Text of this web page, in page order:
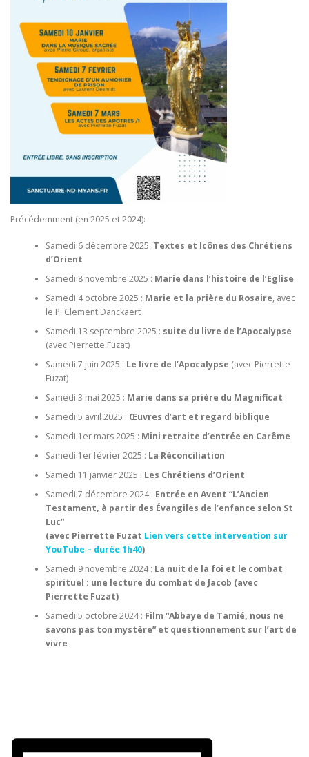
Précédemment (en 2025 et 2024):
Samedi 6 décembre 2025 :Textes et Icônes des Chrétiens
d’Orient
Samedi 8 novembre 2025 : Marie dans l’histoire de l’Eglise
Samedi 4 octobre 2025 : Marie et la prière du Rosaire, avec
le P. Clement Danckaert
Samedi 13 septembre 2025 : suite du livre de l’Apocalypse
(avec Pierrette Fuzat)
Samedi 7 juin 2025 : Le livre de l’Apocalypse (avec Pierrette
Fuzat)
Samedi 3 mai 2025 : Marie dans sa prière du Magnificat
Samedi 5 avril 2025 : Œuvres d’art et regard biblique
Samedi 1er mars 2025 : Mini retraite d’entrée en Carême
Samedi 1er février 2025 : La Réconciliation
Samedi 11 janvier 2025 : Les Chrétiens d’Orient
Samedi 7 décembre 2024 : Entrée en Avent “L’Ancien
Testament, à partir des Évangiles de l’enfance selon St
Luc”
(avec Pierrette Fuzat Lien vers cette intervention sur
YouTube – durée 1h40)
Samedi 9 novembre 2024 : La nuit de la foi et le combat
spirituel : une lecture du combat de Jacob (avec
Pierrette Fuzat)
Samedi 5 octobre 2024 : Film “Abbaye de Tamié, nous ne
savons pas ton mystère” et questionnement sur l’art de
vivre